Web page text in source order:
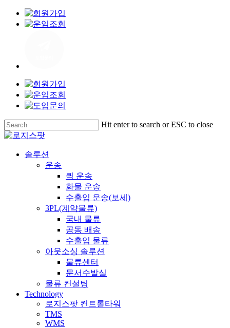
Skip
Hit enter to search or ESC to close
Close
Menu
솔루션
운송
퀵 운송
화물 운송
수출입 운송(보세)
3PL(계약물류)
국내 물류
공동 배송
수출입 물류
아웃소싱 솔루션
물류센터
문서수발실
물류 컨설팅
Technology
로지스팟 컨트롤타워
TMS
WMS